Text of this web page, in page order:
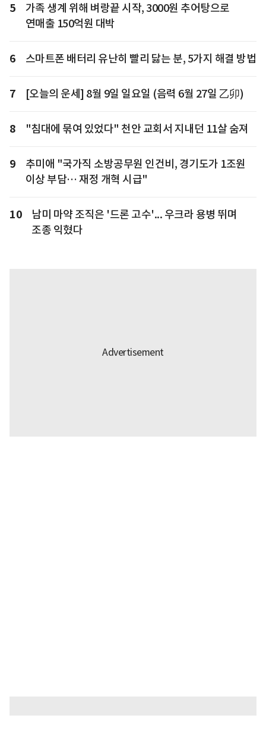
5
가족 생계 위해 벼랑끝 시작, 3000원 추어탕으로
연매출 150억원 대박
6 스마트폰 배터리 유난히 빨리 닳는 분, 5가지 해결 방법
7 [오늘의 운세] 8월 9일 일요일 (음력 6월 27일 乙卯)
8 "침대에 묶여 있었다" 천안 교회서 지내던 11살 숨져
9
추미애 "국가직 소방공무원 인건비, 경기도가 1조원
이상 부담… 재정 개혁 시급"
10
남미 마약 조직은 '드론 고수'... 우크라 용병 뛰며
조종 익혔다